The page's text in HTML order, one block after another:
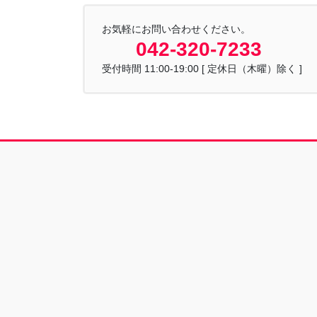
お気軽にお問い合わせください。
042-320-7233
受付時間 11:00-19:00 [ 定休日（木曜）除く ]